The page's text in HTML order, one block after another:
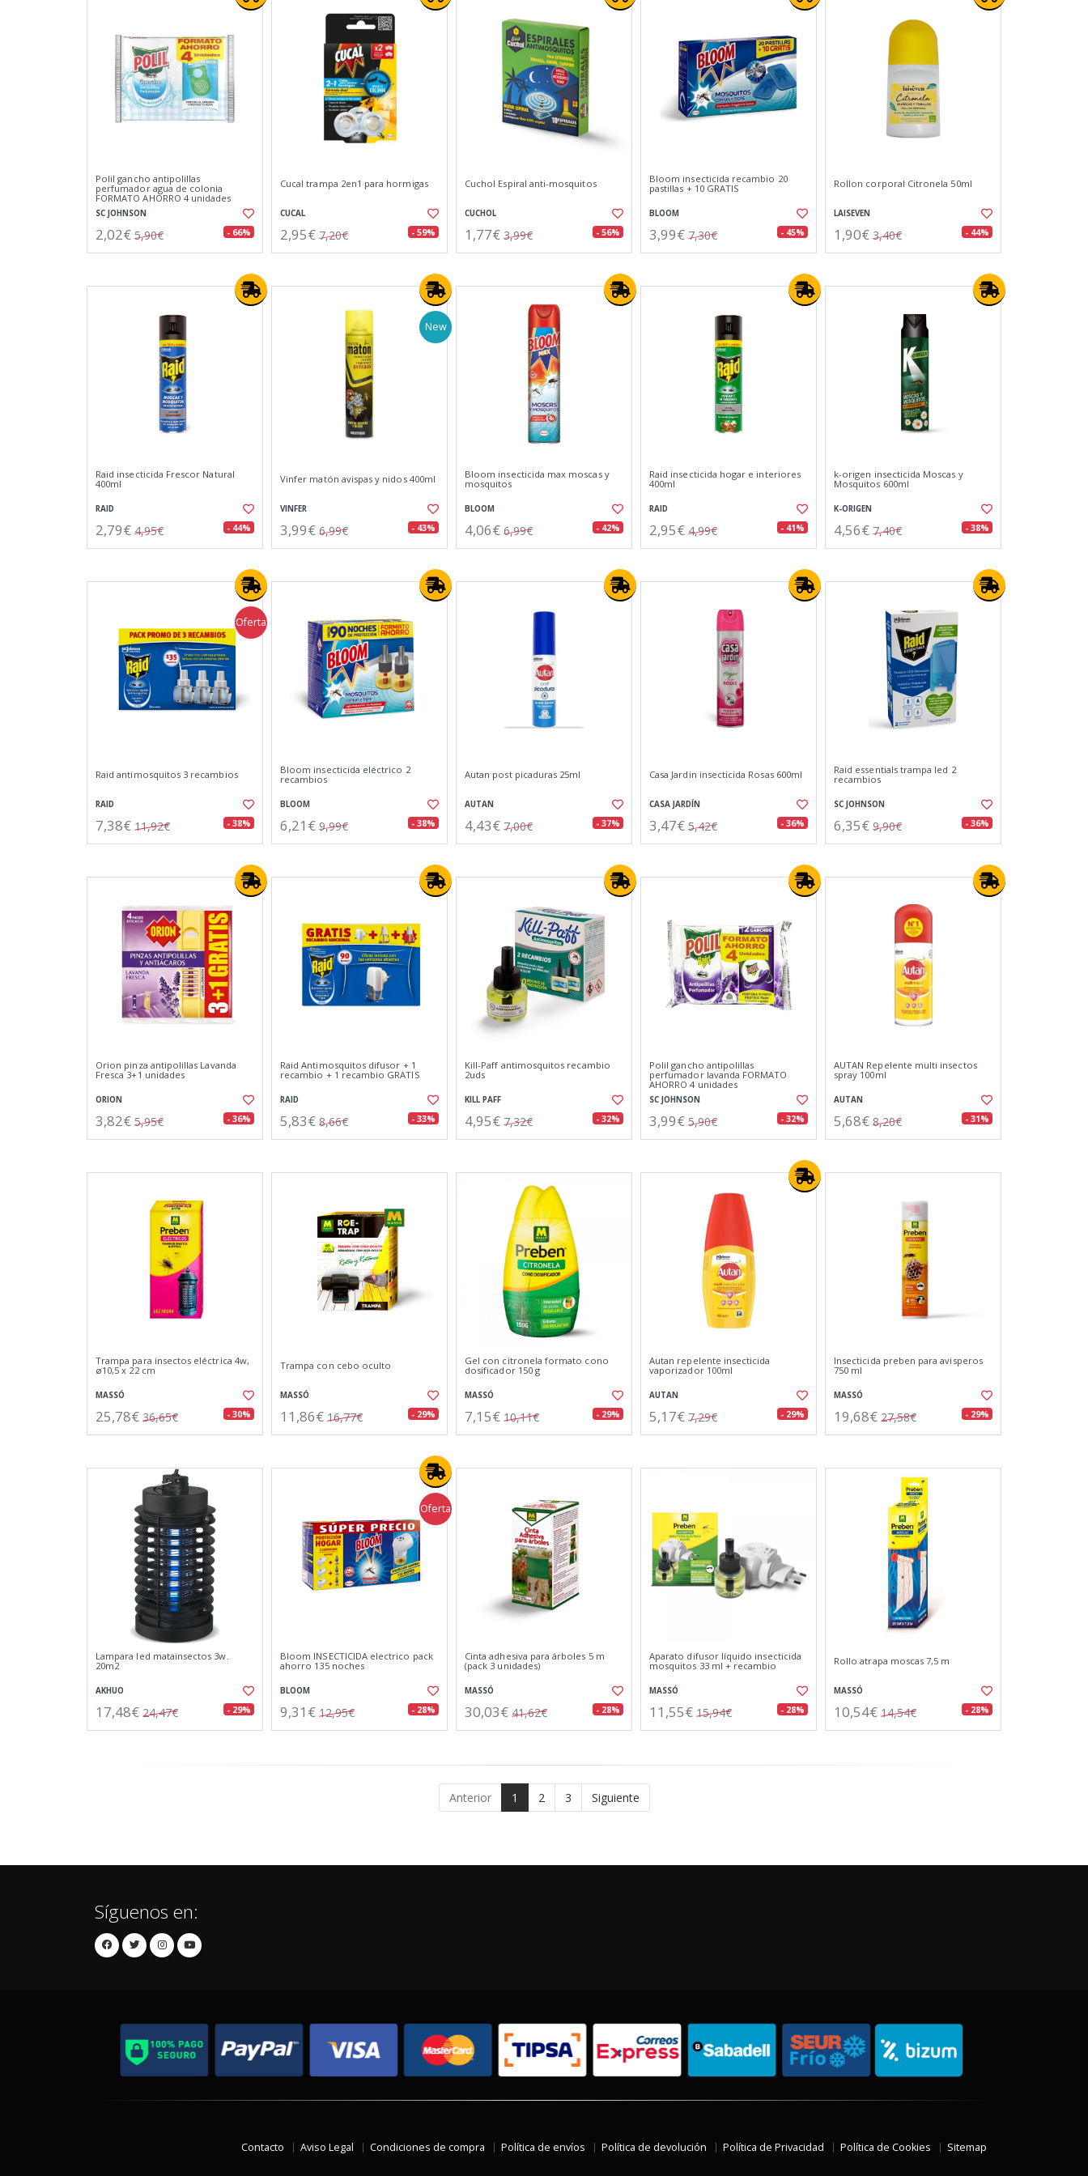
Polil gancho antipolillas
perfumador agua de colonia
FORMATO AHORRO 4 unidades
SC JOHNSON
2,02€ 5,90€ - 66%
Cucal trampa 2en1 para hormigas
CUCAL
2,95€ 7,20€ - 59%
Cuchol Espiral anti-mosquitos
CUCHOL
1,77€ 3,99€ - 56%
Bloom insecticida recambio 20
pastillas + 10 GRATIS
BLOOM
3,99€ 7,30€ - 45%
Rollon corporal Citronela 50ml
LAISEVEN
1,90€ 3,40€ - 44%
Raid insecticida Frescor Natural
400ml
RAID
2,79€ 4,95€ - 44%
New
Vinfer matón avispas y nidos 400ml
VINFER
3,99€ 6,99€ - 43%
Bloom insecticida max moscas y
mosquitos
BLOOM
4,06€ 6,99€ - 42%
Raid insecticida hogar e interiores
400ml
RAID
2,95€ 4,99€ - 41%
k-origen insecticida Moscas y
Mosquitos 600ml
K-ORIGEN
4,56€ 7,40€ - 38%
Oferta
Raid antimosquitos 3 recambios
RAID
7,38€ 11,92€ - 38%
Bloom insecticida eléctrico 2
recambios
BLOOM
6,21€ 9,99€ - 38%
Autan post picaduras 25ml
AUTAN
4,43€ 7,00€ - 37%
Casa Jardin insecticida Rosas 600ml
CASA JARDÍN
3,47€ 5,42€ - 36%
Raid essentials trampa led 2
recambios
SC JOHNSON
6,35€ 9,90€ - 36%
Orion pinza antipolillas Lavanda
Fresca 3+1 unidades
ORION
3,82€ 5,95€ - 36%
Raid Antimosquitos difusor + 1
recambio + 1 recambio GRATIS
RAID
5,83€ 8,66€ - 33%
Kill-Paff antimosquitos recambio
2uds
KILL PAFF
4,95€ 7,32€ - 32%
Polil gancho antipolillas
perfumador lavanda FORMATO
AHORRO 4 unidades
SC JOHNSON
3,99€ 5,90€ - 32%
AUTAN Repelente multi insectos
spray 100ml
AUTAN
5,68€ 8,20€ - 31%
Trampa para insectos eléctrica 4w,
ø10,5 x 22 cm
MASSÓ
25,78€ 36,65€ - 30%
Trampa con cebo oculto
MASSÓ
11,86€ 16,77€ - 29%
Gel con citronela formato cono
dosificador 150 g
MASSÓ
7,15€ 10,11€ - 29%
Autan repelente insecticida
vaporizador 100ml
AUTAN
5,17€ 7,29€ - 29%
Insecticida preben para avisperos
750 ml
MASSÓ
19,68€ 27,58€ - 29%
Lampara led matainsectos 3w.
20m2
AKHUO
17,48€ 24,47€ - 29%
Oferta
Bloom INSECTICIDA electrico pack
ahorro 135 noches
BLOOM
9,31€ 12,95€ - 28%
Cinta adhesiva para árboles 5 m
(pack 3 unidades)
MASSÓ
30,03€ 41,62€ - 28%
Aparato difusor líquido insecticida
mosquitos 33 ml + recambio
MASSÓ
11,55€ 15,94€ - 28%
Rollo atrapa moscas 7,5 m
MASSÓ
10,54€ 14,54€ - 28%
Anterior 1 2 3 Siguiente
Síguenos en:
Contacto Aviso Legal Condiciones de compra Política de envíos Política de devolución Política de Privacidad Política de Cookies Sitemap